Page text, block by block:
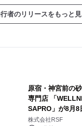
者のリリースをもっと
原宿・神宮前の
専門店 「
SAPRO」が8月8
株式会社RSF